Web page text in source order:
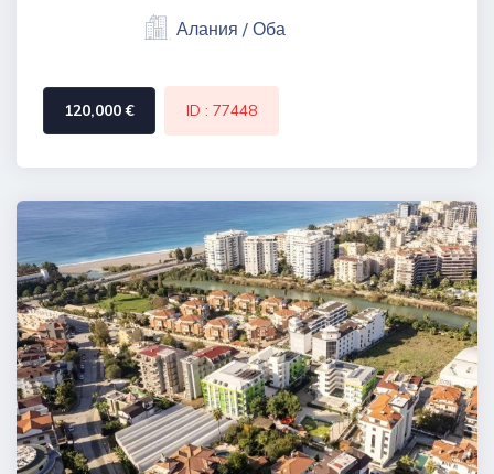
Алания / Оба
120,000 € ID : 77448